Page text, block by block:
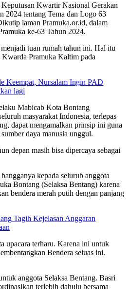
Kwartir Nasional Gerakan
2024 tentang Tema dan Logo 63
laman Pramuka.or.id, dalam
ke-63 Tahun 2024.
tuan rumah tahun ini. Hal itu
Pramuka Kaltim pada
Keempat, Nursalam Ingin PAD
lagi
Mabicab Kota Bontang
masyarakat Indonesia, terlepas
dapat mengamalkan prinsip ini guna
daya manusia unggul.
depan masih bisa dipercaya sebagai
kepada selurub anggota
Bontang (Selaksa Bentang) karena
bendera merah putih dengan panjang
Tagih Kejelasan Anggaran
upacara terharu. Karena ini untuk
Bendera seluas ini.
anggota Selaksa Bentang. Basri
terlebih dahulu bersama